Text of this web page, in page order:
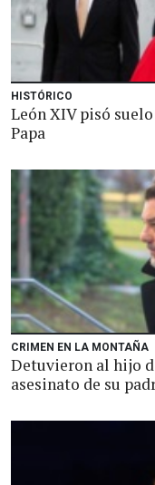
HISTÓRICO
León XIV pisó
Papa
CRIMEN EN LA MONTAÑA
Detuvieron al hijo
asesinato de su